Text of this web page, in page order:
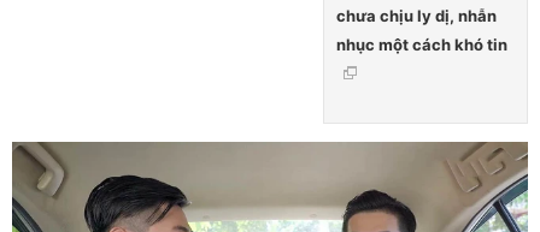
chưa chịu ly dị, nhẫn
nhục một cách khó tin